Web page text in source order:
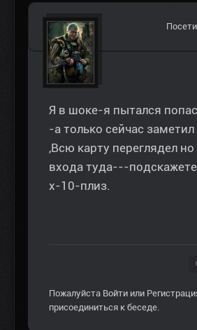
Я в шоке-я пытался
-а только сейчас
,Всю карту переглядел
входа туда---
х-10-плиз.
Пожалуйста Войти или
присоединиться к беседе.